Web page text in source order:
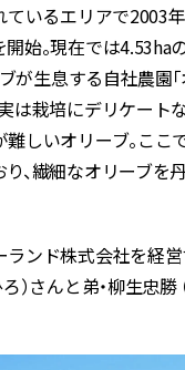
ているエリアで2003
始。現在では4.53ha
が生息する自社農園「
は栽培にデリケート
しいオリーブ。ここ
、繊細なオリーブを
ンド株式会社を経営
）さんと弟・柳生忠